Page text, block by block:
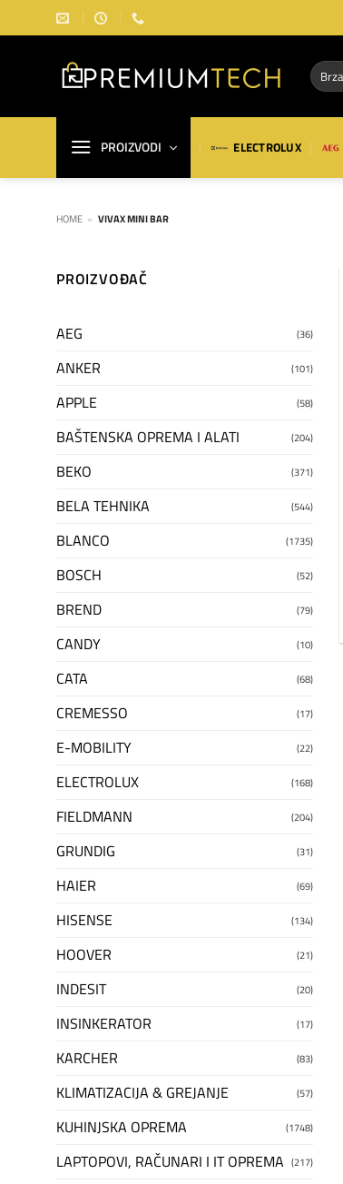
na
Pretraga
za:
PROIZVODI ELECTROLUX
HOME » VIVAX MINI BAR
PROIZVOĐAČ
AEG (36)
ANKER (101)
APPLE (58)
BAŠTENSKA OPREMA I ALATI (204)
BEKO (371)
BELA TEHNIKA (544)
BLANCO (1735)
BOSCH (52)
BREND (79)
CANDY (10)
CATA (68)
CREMESSO (17)
E-MOBILITY (22)
ELECTROLUX (168)
FIELDMANN (204)
GRUNDIG (31)
HAIER (69)
HISENSE (134)
HOOVER (21)
INDESIT (20)
INSINKERATOR (17)
KARCHER (83)
KLIMATIZACIJA & GREJANJE (57)
KUHINJSKA OPREMA (1748)
LAPTOPOVI, RAČUNARI I IT OPREMA (217)